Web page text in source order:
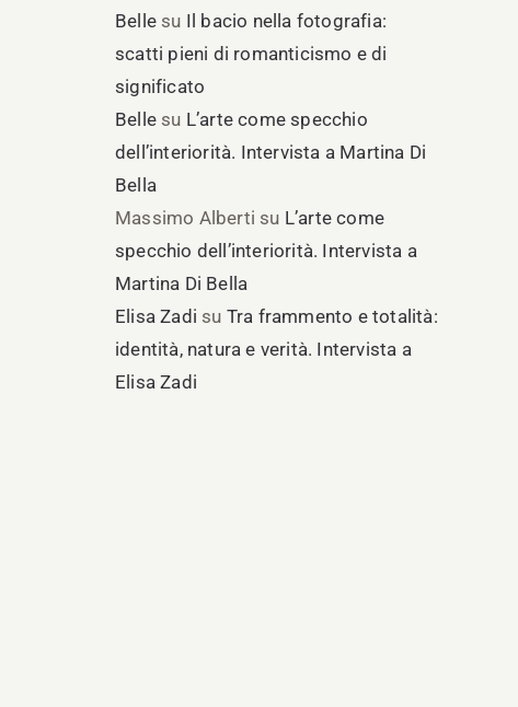
Belle su Il bacio nella fotografia:
scatti pieni di romanticismo e di
significato
Belle su L’arte come specchio
dell’interiorità. Intervista a Martina Di
Bella
Massimo Alberti su L’arte come
specchio dell’interiorità. Intervista a
Martina Di Bella
Elisa Zadi su Tra frammento e totalità:
identità, natura e verità. Intervista a
Elisa Zadi